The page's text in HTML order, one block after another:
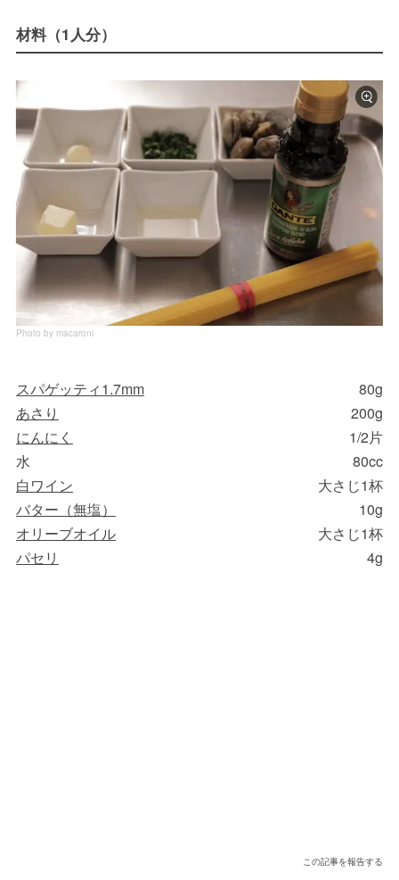
材料（1人分）
Photo by macaroni
スパゲッティ1.7mm
80g
あさり
200g
にんにく
1/2片
水
80cc
白ワイン
大さじ1杯
バター（無塩）
10g
オリーブオイル
大さじ1杯
パセリ
4g
この記事を報告する